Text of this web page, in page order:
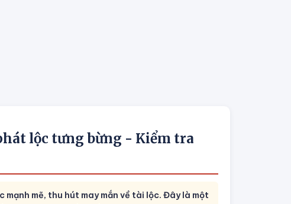
lộc tưng bừng - Kiểm tra
mẽ, thu hút may mắn về tài lộc. Đây là một